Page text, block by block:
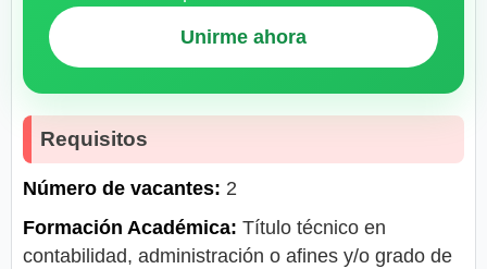
Unirme ahora
Requisitos
Número de vacantes: 2
Formación Académica: Título técnico en
contabilidad, administración o afines y/o grado de